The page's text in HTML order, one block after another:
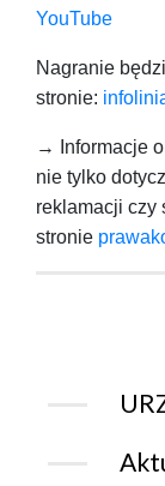
YouTube
Nagranie
stronie:
→ Informacje
nie tylko
reklamacji czy
stronie